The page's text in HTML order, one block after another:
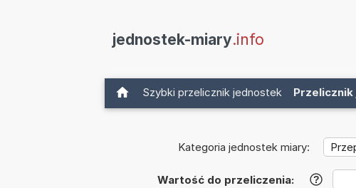
jednostek-miary.info
Szybki przelicznik jednostek
Kategoria jednostek miary:
Wartość do przeliczenia: ?